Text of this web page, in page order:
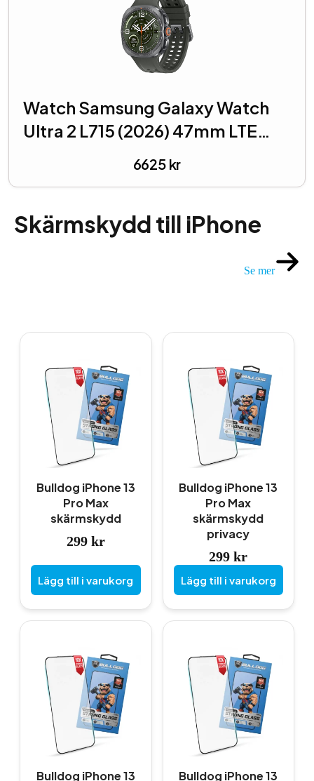
Watch Samsung Galaxy Watch
Ultra 2 L715 (2026) 47mm LTE
6625 kr
Skärmskydd till iPhone
Se mer
Bulldog iPhone 13
Pro Max
skärmskydd
299 kr
Lägg till i varukorg
Bulldog iPhone 13
Pro Max
skärmskydd
privacy
299kr
Lägg till i varukorg
Bulldog iPhone 13 Bulldog iPhone 13